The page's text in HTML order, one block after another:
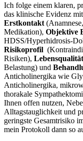
Ich folge einem klaren,
das klinische Evidenz
Erstkontakt
Medikation), Objektive⁣
HDSS/Hyperhidrosis-
Risikoprofil
Risiken),
Belastung) ⁢und
Anticholinergika wie
Anticholinergika,
thorakale⁣
Ihnen offen nutzen,
Alltagstauglichkeit und
geringste Gesamtrisiko
mein Protokoll dann ⁤so